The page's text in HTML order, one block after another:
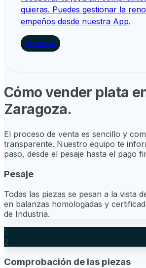
quieras. Puedes gestionar la
empeños desde nuestra App.
Ver servicio
Cómo vender plata
Zaragoza.
El proceso de venta es sencillo y
transparente. Nuestro equipo te
paso, desde el pesaje hasta el pago
Pesaje
Todas las piezas se pesan a la vista
en balanzas homologadas y
de Industria.
1
2
Comprobación de las piezas